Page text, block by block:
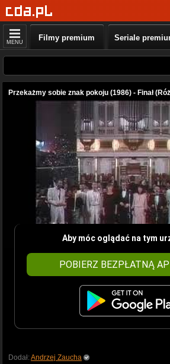
MENU Filmy premium Seriale
Przekażmy sobie znak pokoju (1986) - Finał
Aby móc oglądać na tym
POBIERZ BEZPŁATNĄ
Dodał:Andrzej Zaucha